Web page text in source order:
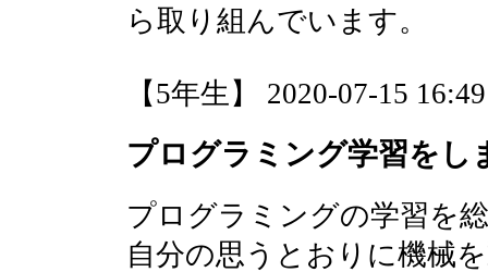
ら取り組んでいます。
【5年生】 2020-07-15
プログラミング学習をし
プログラミングの学習を
自分の思うとおりに機械